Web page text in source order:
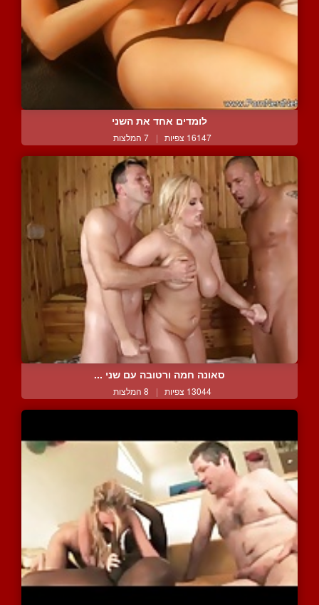
לומדים אחד את השני
16147 צפיות | 7 המלצות
סאונה חמה ורטובה עם שני ...
13044 צפיות | 8 המלצות